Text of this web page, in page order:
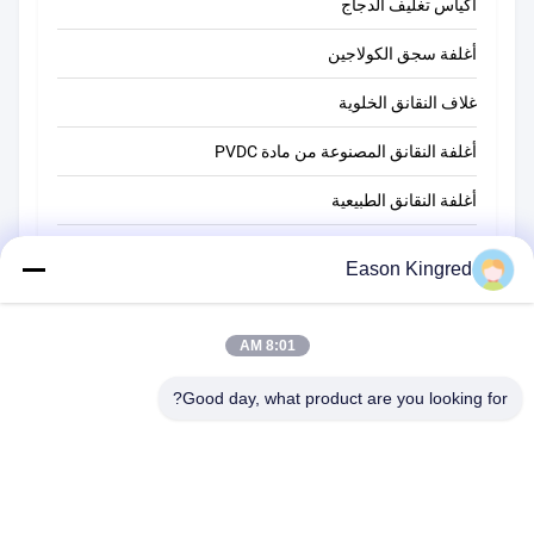
أكياس تغليف الدجاج
أغلفة سجق الكولاجين
غلاف النقانق الخلوية
أغلفة النقانق المصنوعة من مادة PVDC
أغلفة النقانق الطبيعية
فيلم تغليف المواد الغذائية
Eason Kingred
8:01 AM
Good day, what product are you looking for?